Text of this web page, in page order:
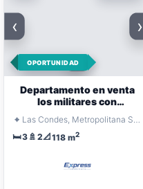
OPORTUNIDAD
‹ ›
Departamento en venta
los militares con
manquehue
⌖ Las Condes, Metropolitana Santiago
🛏️3 🚿 2📐118 m2